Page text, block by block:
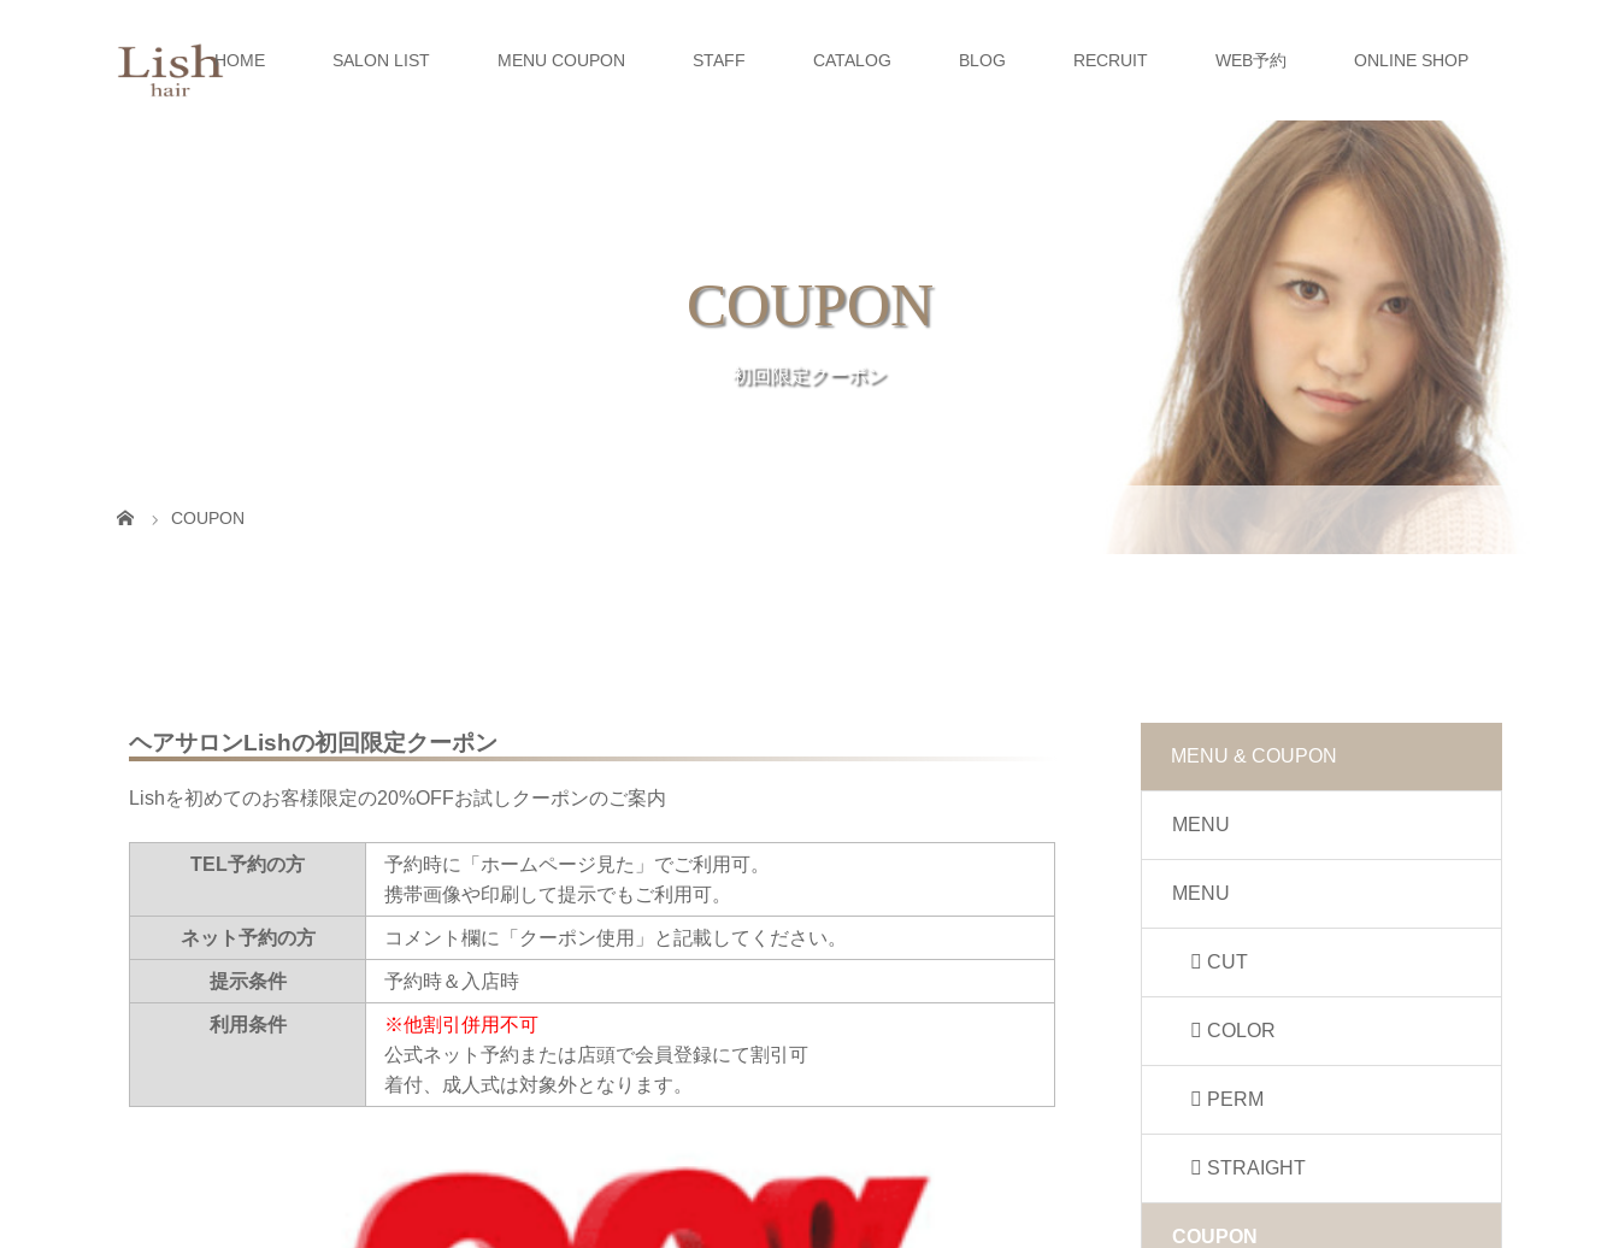
HOME SALON LIST MENU COUPON STAFF CATALOG BLOG RECRUIT WEB予約 ONLINE SHOP
COUPON
初回限定クーポン
COUPON
ヘアサロンLishの初回限定クーポン
Lishを初めてのお客様限定の20%OFFお試しクーポンのご案内
TEL予約の方
予約時に「ホームページ見た」でご利用可。
携帯画像や印刷して提示でもご利用可。
ネット予約の方 コメント欄に「クーポン使用」と記載してください。
提示条件 予約時＆入店時
利用条件
※他割引併用不可
公式ネット予約または店頭で会員登録にて割引可
着付、成人式は対象外となります。
MENU & COUPON
MENU
MENU
CUT
COLOR
PERM
STRAIGHT
COUPON